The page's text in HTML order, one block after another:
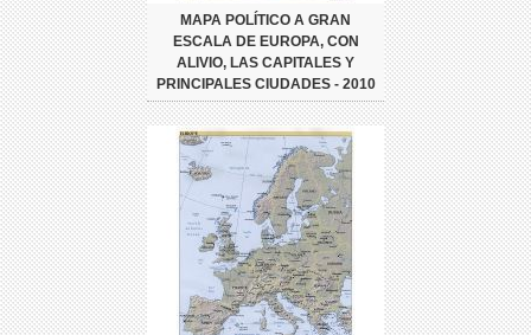
MAPA POLÍTICO A GRAN
ESCALA DE EUROPA, CON
ALIVIO, LAS CAPITALES Y
PRINCIPALES CIUDADES - 2010